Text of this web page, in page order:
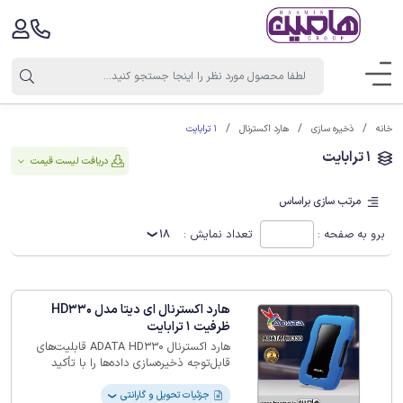
خانه ذخیره سازی هارد اکسترنال 1 ترابایت
1 ترابایت دریافت لیست قیمت
مرتب سازی براساس
برو به صفحه : تعداد نمایش : 18
هارد اکسترنال ای دیتا مدل HD330
ظرفیت 1 ترابایت
هارد اکسترنال ADATA HD330 قابلیت‌های
قابل‌توجه ذخیره‌سازی داده‌ها را با تأکید
می‌کند. با ظرفیت 1 ترابایت، فضای کافی برای
جزئیات تحویل و گارانتی ❯